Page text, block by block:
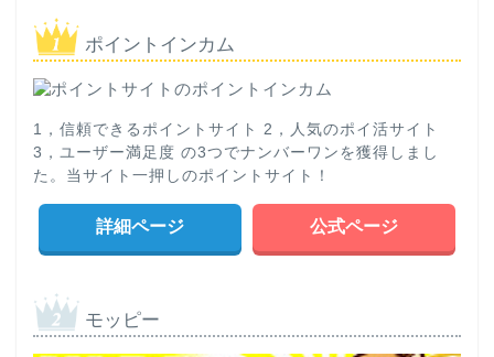
ポイントインカム
1，信頼できるポイントサイト 2，人気のポイ活サイト
3，ユーザー満足度 の3つでナンバーワンを獲得しまし
た。当サイト一押しのポイントサイト！
詳細ページ 公式ページ
モッピー